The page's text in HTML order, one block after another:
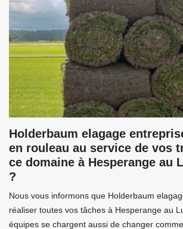
Holderbaum elagage
en rouleau au service de vos
ce domaine à Hesperange au
?
Nous vous informons que Holderbaum
réaliser toutes vos tâches à Hesperange au
équipes se chargent aussi de changer